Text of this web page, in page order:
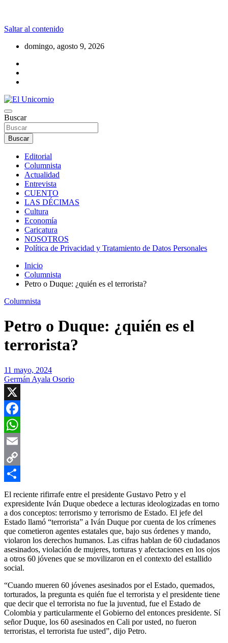
Saltar al contenido
domingo, agosto 9, 2026
El Unicornio
La realidad supera la fantasía
Buscar
Buscar
Editorial
Columnista
Actualidad
Entrevista
CUENTO
LAS DÉCIMAS
Cultura
Economía
Caricatura
NOSOTROS
Política de Privacidad y Tratamiento de Datos Personales
Inicio
Columnista
Petro o Duque: ¿quién es el terrorista?
Columnista
Petro o Duque: ¿quién es el
terrorista?
11 mayo, 2024
Germán Ayala Osorio
X
Facebook
WhatsApp
Email
Copy
Link
Compartir
El reciente rifirrafe entre el presidente Gustavo Petro y el
expresidente Iván Duque obedece a lecturas ideologizadas en torno
a dos conceptos: terrorismo y terrorismo de Estado. El jefe del
Estado llamó “terrorista” a Iván Duque por cuenta de los crímenes
que cometieron agentes estatales que, bajo sus órdenes y mando,
violaron los derechos humanos. Las cifras hablan de 60 ciudadanos
asesinados, violación de mujeres, torturas y afectaciones en los ojos
a otros 60 jóvenes que se movilizaron en el contexto del estallido
social.
“Cuando mueren 60 jóvenes asesinados por el Estado, quemados,
torturados, la pregunta es quién fue el terrorista y el presidente tiene
que decir que el terrorista no fue la juventud, fue el Estado de
Colombia y particularmente el Gobierno del entonces presidente. Sí
señor Duque, los 60 asesinados en Cali por usted, no fueron
terroristas, el terrorista fue usted”, dijo Petro.